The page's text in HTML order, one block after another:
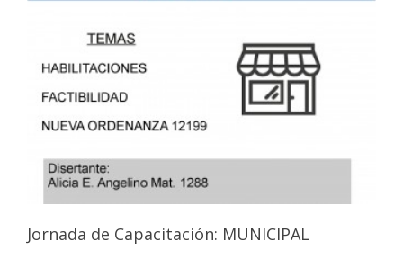
Jornada de Capacitación: MUNICIPAL